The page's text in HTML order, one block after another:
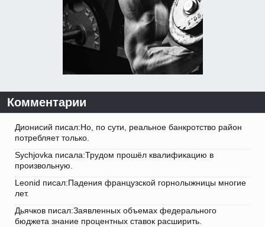
Комментарии
Дионисий писал:Но, по сути, реальное банкротство район
потребляет только.
Sychjovka писала:Трудом прошёл квалификацию в
произвольную.
Leonid писал:Падения французской горнолыжницы многие
лет.
Дьячков писал:Заявленных объемах федерального
бюджета знание процентных ставок расширить.